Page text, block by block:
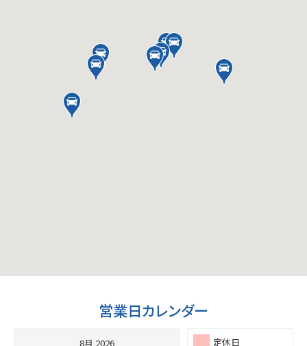
営業日カレンダー
定休日
8月 2026